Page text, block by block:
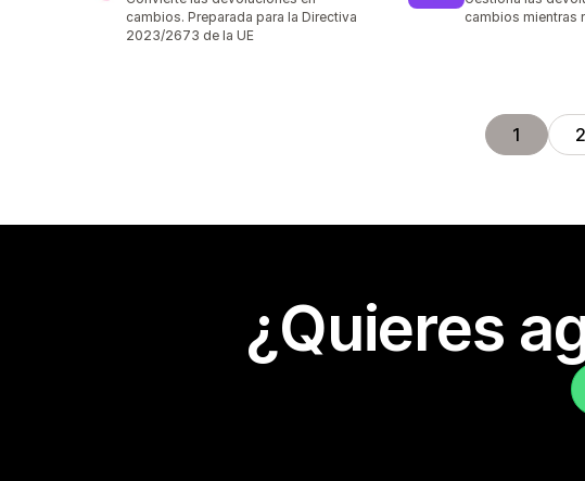
cambios. Preparada para la Directiva
2023/2673 de la UE
cambios mientras
1 2
¿Quieres